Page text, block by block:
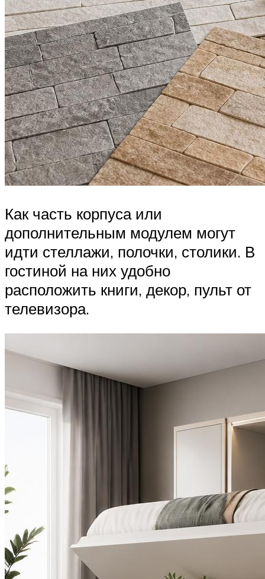
Как часть корпуса или
дополнительным модулем могут
идти стеллажи, полочки, столики. В
гостиной на них удобно
расположить книги, декор, пульт от
телевизора.